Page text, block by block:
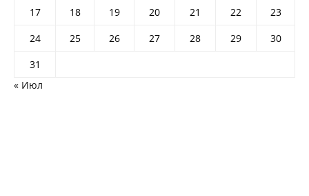
17
18 19 20 21 22
23
24
25 26 27 28 29
30
31
« Июл